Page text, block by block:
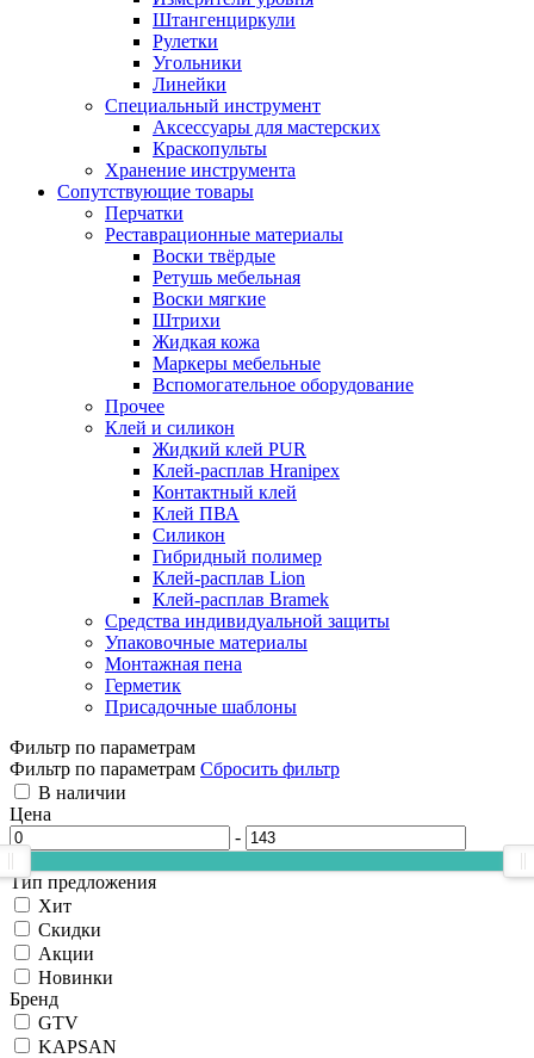
Штангенциркули
Рулетки
Угольники
Линейки
Специальный инструмент
Аксессуары для мастерских
Краскопульты
Хранение инструмента
Сопутствующие товары
Перчатки
Реставрационные материалы
Воски твёрдые
Ретушь мебельная
Воски мягкие
Штрихи
Жидкая кожа
Маркеры мебельные
Вспомогательное оборудование
Прочее
Клей и силикон
Жидкий клей PUR
Клей-расплав Hranipex
Контактный клей
Клей ПВА
Силикон
Гибридный полимер
Клей-расплав Lion
Клей-расплав Bramek
Средства индивидуальной защиты
Упаковочные материалы
Монтажная пена
Герметик
Присадочные шаблоны
Фильтр по параметрам
Фильтр по параметрам Сбросить фильтр
В наличии
Цена
-
Тип предложения
Хит
Скидки
Акции
Новинки
Бренд
GTV
KAPSAN